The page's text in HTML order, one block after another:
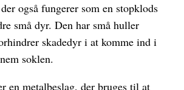
også fungerer som en stopklods
små dyr. Den har små huller
skadedyr i at komme ind i
soklen.
en metalbeslag, der bruges til at